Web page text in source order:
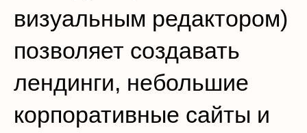
визуальным редактором)
позволяет создавать
лендинги, небольшие
корпоративные сайты и